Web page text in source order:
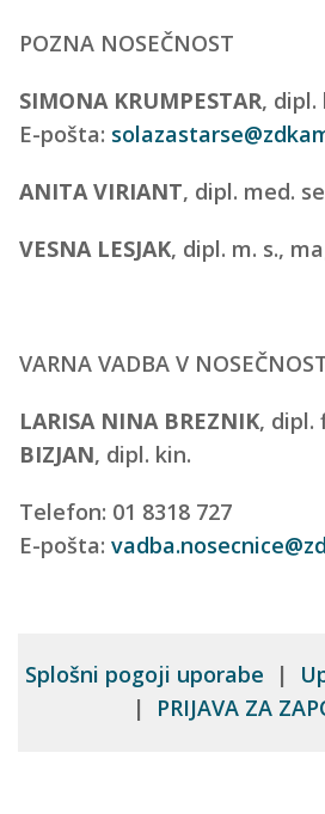
POZNA NOSEČNOST
SIMONA KRUMPESTAR, dipl.
E-pošta:
ANITA VIRIANT, dipl. med.
VESNA LESJAK, dipl. m. s.,
VARNA VADBA V
LARISA NINA BREZNIK,
BIZJAN, dipl. kin.
Telefon: 01 8318 727
E-pošta:
Splošni pogoji uporabe |
|
PRIJAVA ZA